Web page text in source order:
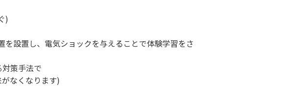
)
設置し、電気ショックを与えることで体験学習をさ
策手法で
なくなります)